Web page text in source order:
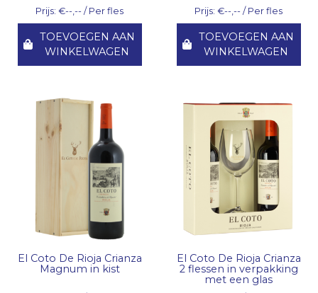
Prijs: €--,-- / Per fles
TOEVOEGEN AAN
WINKELWAGEN
Prijs: €--,-- / Per fles
TOEVOEGEN AAN
WINKELWAGEN
El Coto De Rioja Crianza
Magnum in kist
El Coto De Rioja Crianza
2 flessen in verpakking
met een glas